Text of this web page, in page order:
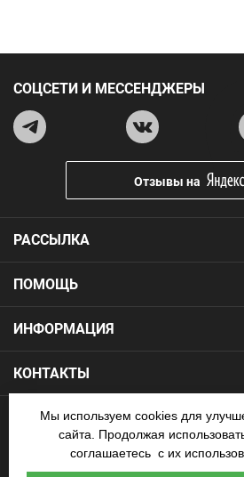
ПОМОЩЬ
ИНФОРМАЦИЯ
КОНТАКТЫ
РАССЫЛКА
СОЦСЕТИ И МЕССЕНДЖЕРЫ
Отзывы на
Copyright 2026.Все права защищены.
— продажа футбольной формы, бутс,
Мы используем cookies для
сайта. Продолжая
соглашаетесь с их